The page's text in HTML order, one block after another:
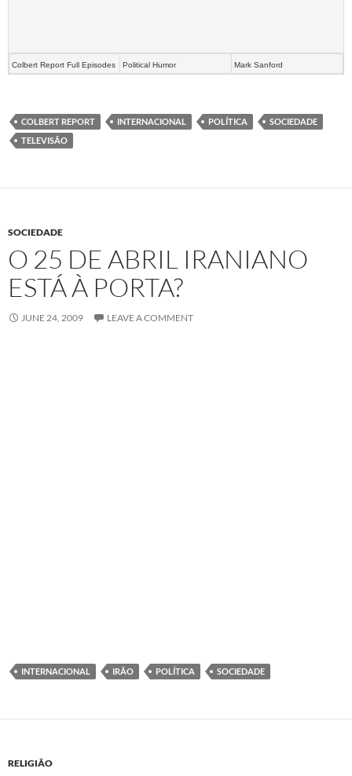
Colbert Report Full Episodes Political Humor Mark Sanford
COLBERT REPORT INTERNACIONAL POLÍTICA
SOCIEDADE
TELEVISÃO
SOCIEDADE
O 25 DE ABRIL IRANIANO
ESTÁ À PORTA?
JUNE 24, 2009 LEAVE A COMMENT
INTERNACIONAL IRÃO POLÍTICA SOCIEDADE
RELIGIÃO